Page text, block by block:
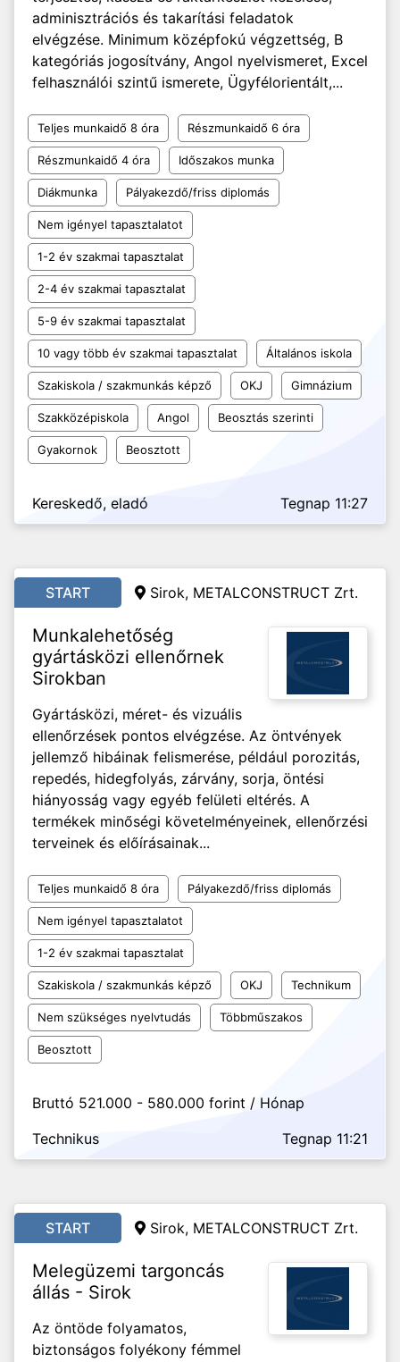
adminisztrációs és takarítási feladatok
elvégzése. Minimum középfokú végzettség, B
kategóriás jogosítvány, Angol nyelvismeret, Excel
felhasználói szintű ismerete, Ügyfélorientált,...
Teljes munkaidő 8 óra Részmunkaidő 6 óra
Részmunkaidő 4 óra Időszakos munka
Diákmunka Pályakezdő/friss diplomás
Nem igényel tapasztalatot
1-2 év szakmai tapasztalat
2-4 év szakmai tapasztalat
5-9 év szakmai tapasztalat
10 vagy több év szakmai tapasztalat Általános iskola
Szakiskola / szakmunkás képző OKJ Gimnázium
Szakközépiskola Angol Beosztás szerinti
Gyakornok Beosztott
Kereskedő, eladó Tegnap 11:27
START Sirok, METALCONSTRUCT Zrt.
Munkalehetőség
gyártásközi ellenőrnek
Sirokban
Gyártásközi, méret- és vizuális
ellenőrzések pontos elvégzése. Az öntvények
jellemző hibáinak felismerése, például porozitás,
repedés, hidegfolyás, zárvány, sorja, öntési
hiányosság vagy egyéb felületi eltérés. A
termékek minőségi követelményeinek, ellenőrzési
terveinek és előírásainak...
Teljes munkaidő 8 óra Pályakezdő/friss diplomás
Nem igényel tapasztalatot
1-2 év szakmai tapasztalat
Szakiskola / szakmunkás képző OKJ Technikum
Nem szükséges nyelvtudás Többműszakos
Beosztott
Bruttó 521.000 - 580.000 forint / Hónap
Technikus
Tegnap 11:21
START Sirok, METALCONSTRUCT Zrt.
Melegüzemi targoncás
állás - Sirok
Az öntöde folyamatos,
biztonságos folyékony fémmel